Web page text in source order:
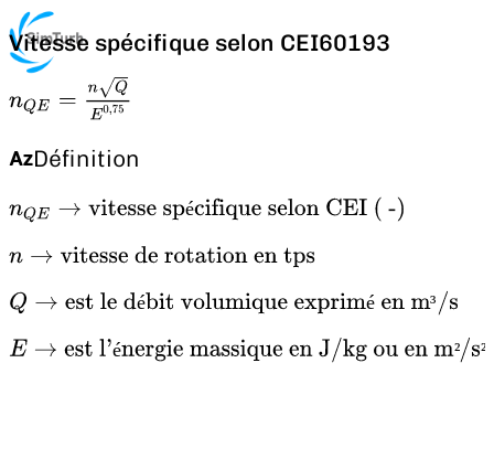
Vitesse spécifique selon CEI60193
E0,75
Définition
é
nQE→vitesse spécifique selon CEI ( -)
n→vitesse de rotation en tps
é é ³
Q→est le débit volumique exprimé en m³/s
é ² ²
E→est l'énergie massique en J/kg ou en m²/s²